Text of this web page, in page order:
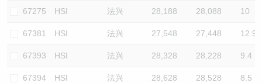
67275 HSI 法兴 28,188 28,088 10
67381 HSI 法兴 27,548 27,448 12.9
67393 HSI 法兴 28,328 28,228 9.4
67394 HSI 法兴 28,628 28,528 8.5